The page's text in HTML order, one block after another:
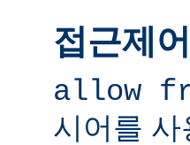
접근제어
allow
시어를